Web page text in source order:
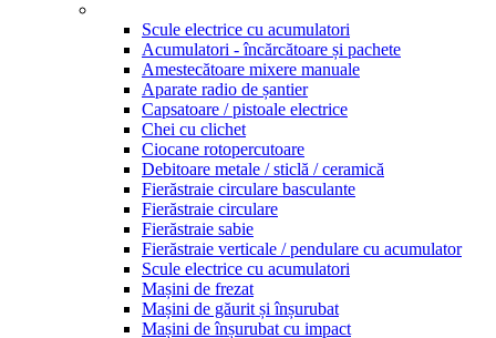
Scule electrice cu acumulatori
Acumulatori - încărcătoare și pachete
Amestecătoare mixere manuale
Aparate radio de șantier
Capsatoare / pistoale electrice
Chei cu clichet
Ciocane rotopercutoare
Debitoare metale / sticlă / ceramică
Fierăstraie circulare basculante
Fierăstraie circulare
Fierăstraie sabie
Fierăstraie verticale / pendulare cu acumulator
Scule electrice cu acumulatori
Mașini de frezat
Mașini de găurit și înșurubat
Mașini de înșurubat cu impact